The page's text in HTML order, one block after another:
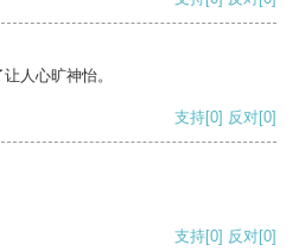
人心旷神怡。
支持[0] 反对[0]
支持[0] 反对[0]